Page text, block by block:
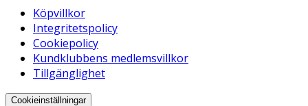
Köpvillkor
Integritetspolicy
Cookiepolicy
Kundklubbens medlemsvillkor
Tillgänglighet
Cookieinställningar